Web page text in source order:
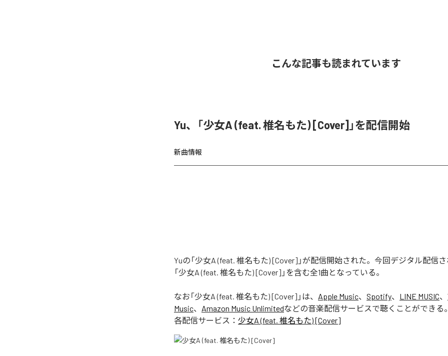
こんな記事も読まれています
Yu、「少女A (feat. 椎名もた) [Cover]」を配信開始
新曲情報
Yuの「少女A (feat. 椎名もた) [Cover]」が配信開始された。今回デジタル配信さ
「少女A (feat. 椎名もた) [Cover]」を含む全1曲となっている。
なお「少女A (feat. 椎名もた) [Cover] 」は、 Apple Music、 Spotify、 LINE MUSIC、
Music、 Amazon Music Unlimitedなどの音楽配信サービスで聴くことができる。
各配信サービス： 少女A (feat. 椎名もた) [Cover]